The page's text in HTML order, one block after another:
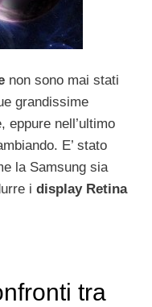
non sono mai stati
grandissime
eppure nell’ultimo
E’ stato
la Samsung sia
i display Retina
tra